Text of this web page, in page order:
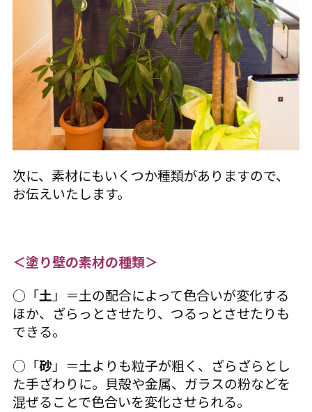
次に、素材にもいくつか種類がありますので、
お伝えいたします。
＜塗り壁の素材の種類＞
○「土」＝土の配合によって色合いが変化する
ほか、ざらっとさせたり、つるっとさせたりも
できる。
○「砂」＝土よりも粒子が粗く、ざらざらとし
た手ざわりに。貝殻や金属、ガラスの粉などを
混ぜることで色合いを変化させられる。